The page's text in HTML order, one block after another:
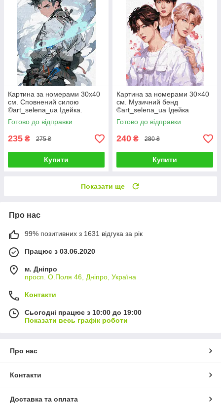
Картина за номерами 30х40
см. Сповнений силою
©art_selena_ua Ідейка.
KHO8387
Готово до відправки
235 ₴ 275 ₴
Купити
Картина за номерами 30×40
см. Музичний бенд
©art_selena_ua Ідейка
КНО8394
Готово до відправки
240 ₴ 280 ₴
Купити
Показати ще
Про нас
99% позитивних з 1631 відгука за рік
Працює з 03.06.2020
м. Дніпро
просп. О.Поля 46, Дніпро, Україна
Контакти
Сьогодні працює з 10:00 до 19:00
Показати весь графік роботи
Про нас
Контакти
Доставка та оплата